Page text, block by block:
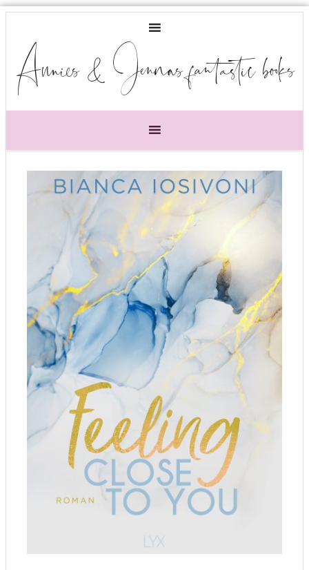
Annies & Jennas fantastic books